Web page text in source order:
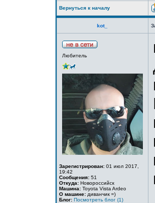
Вернуться к началу
kot_
Любитель
Зарегистрирован: 01 июл 2017,
19:42
Сообщения: 51
Откуда: Новороссийск
Машина: Toyota Vista Ardeo
О машине: диванчик =)
Блог: Посмотреть блог (1)